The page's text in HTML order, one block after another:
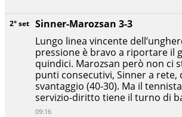
2° set Sinner-Marozsan 3-3
Lungo linea vincente
pressione è bravo a riportare il
quindici. Marozsan però non ci
punti consecutivi, Sinner a rete,
svantaggio (40-30). Ma il
servizio-diritto tiene il turno di
09:16